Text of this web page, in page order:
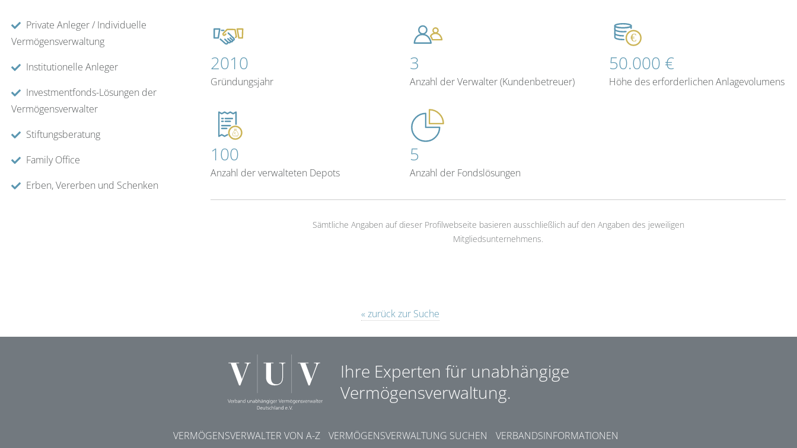
Private Anleger / Individuelle
Vermögensverwaltung
Institutionelle Anleger
Investmentfonds-Lösungen der
Vermögensverwalter
Stiftungsberatung
Family Office
Erben, Vererben und Schenken
2010
Gründungsjahr
3
Anzahl der Verwalter (Kundenbetreuer)
50.000 €
Höhe des erforderlichen Anlagevolumens
100
Anzahl der verwalteten Depots
5
Anzahl der Fondslösungen
Sämtliche Angaben auf dieser Profilwebseite basieren ausschließlich auf den Angaben des jeweiligen
Mitgliedsunternehmens.
« zurück zur Suche
Ihre Experten für unabhängige
Vermögensverwaltung.
VERMÖGENSVERWALTER VON A-Z VERMÖGENSVERWALTUNG SUCHEN VERBANDSINFORMATIONEN